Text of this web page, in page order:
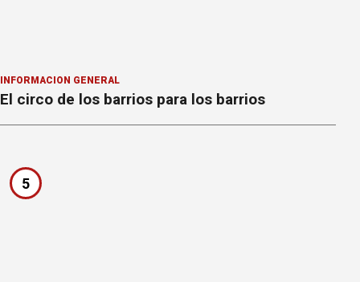
INFORMACION GENERAL
El circo de los barrios para los barrios
5